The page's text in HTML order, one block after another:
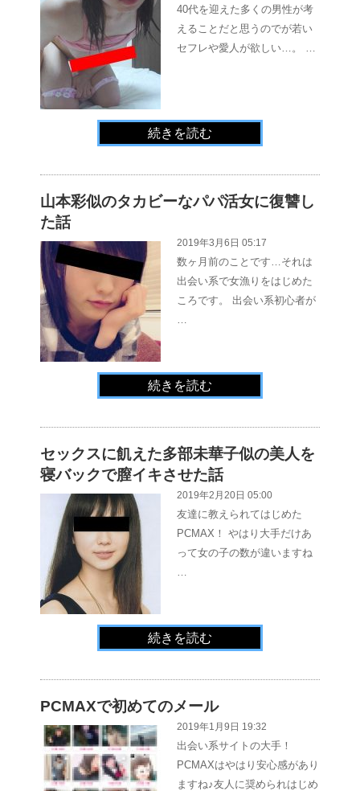
40代を迎えた多くの男性が考
えることだと思うのでが若い
セフレや愛人が欲しい…。 …
続きを読む
山本彩似のタカビーなパパ活女に復讐し
た話
2019年3月6日 05:17
数ヶ月前のことです…それは
出会い系で女漁りをはじめた
ころです。 出会い系初心者が
続きを読む
セックスに飢えた多部未華子似の美人を
寝バックで膣イキさせた話
2019年2月20日 05:00
友達に教えられてはじめた
PCMAX！ やはり大手だけあ
って女の子の数が違いますね
続きを読む
PCMAXで初めてのメール
2019年1月9日 19:32
出会い系サイトの大手！
PCMAXはやはり安心感があり
ますね♪友人に奨められはじめ